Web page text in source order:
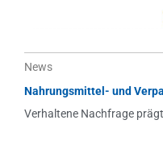
News
Nahrungsmittel- und
Verhaltene Nachfrage